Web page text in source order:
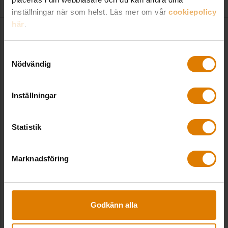
inställningar när som helst. Läs mer om vår cookiepolicy
här.
Nödvändig
Inställningar
Statistik
Marknadsföring
Godkänn alla
Två nya medlemsföretag till Sveriges
Allmännytta
Lokaler